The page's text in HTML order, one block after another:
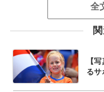
全
【
る